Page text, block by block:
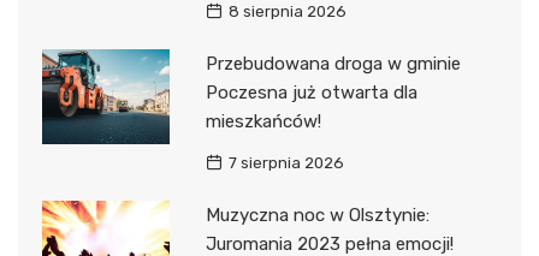
8 sierpnia 2026
Przebudowana droga w gminie
Poczesna już otwarta dla
mieszkańców!
7 sierpnia 2026
Muzyczna noc w Olsztynie:
Juromania 2023 pełna emocji!